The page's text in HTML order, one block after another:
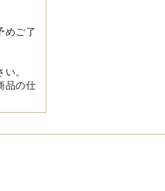
めご了
。
品の仕